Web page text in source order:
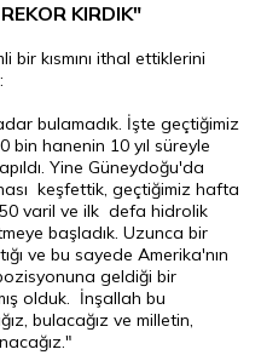
KIRDIK"
kısmını ithal ettiklerini
bulamadık. İşte geçtiğimiz
hanenin 10 yıl süreyle
Yine Güneydoğu'da
keşfettik, geçtiğimiz hafta
varil ve ilk defa hidrolik
başladık. Uzunca bir
ve bu sayede Amerika'nın
geldiği bir
olduk. İnşallah bu
bulacağız ve milletin,